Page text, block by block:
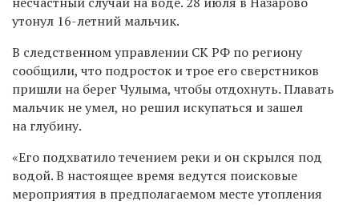
утонул 16-летний мальчик.
В следственном управлении СК РФ по региону
сообщили, что подросток и трое его сверстников
пришли на берег Чулыма, чтобы отдохнуть. Плавать
мальчик не умел, но решил искупаться и зашел
на глубину.
«Его подхватило течением реки и он скрылся под
водой. В настоящее время ведутся поисковые
мероприятия в предполагаемом месте утопления